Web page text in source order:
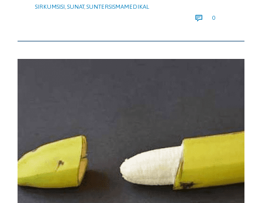
SIRKUMSISI SUNAT, SUNTERSISMAMEDIKAL
 0